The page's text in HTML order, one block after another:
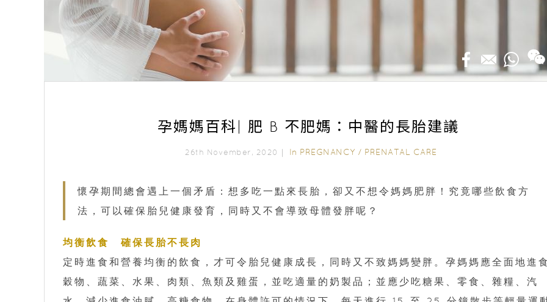
孕媽媽百科| 肥 B 不肥媽：中醫的長胎建議
26th November, 2020｜ In PREGNANCY / PRENATAL CARE
懷孕期間總會遇上一個矛盾：想多吃一點來長胎，卻又不想令媽媽肥胖！究竟哪些飲食方
法，可以確保胎兒健康發育，同時又不會導致母體發胖呢？
均衡飲食 確保長胎不長肉
定時進食和營養均衡的飲食，才可令胎兒健康成長，同時又不致媽媽變胖。孕媽媽應全面地進
穀物、蔬菜、水果、肉類、魚類及雞蛋，並吃適量的奶製品；並應少吃糖果、零食、雜糧、汽